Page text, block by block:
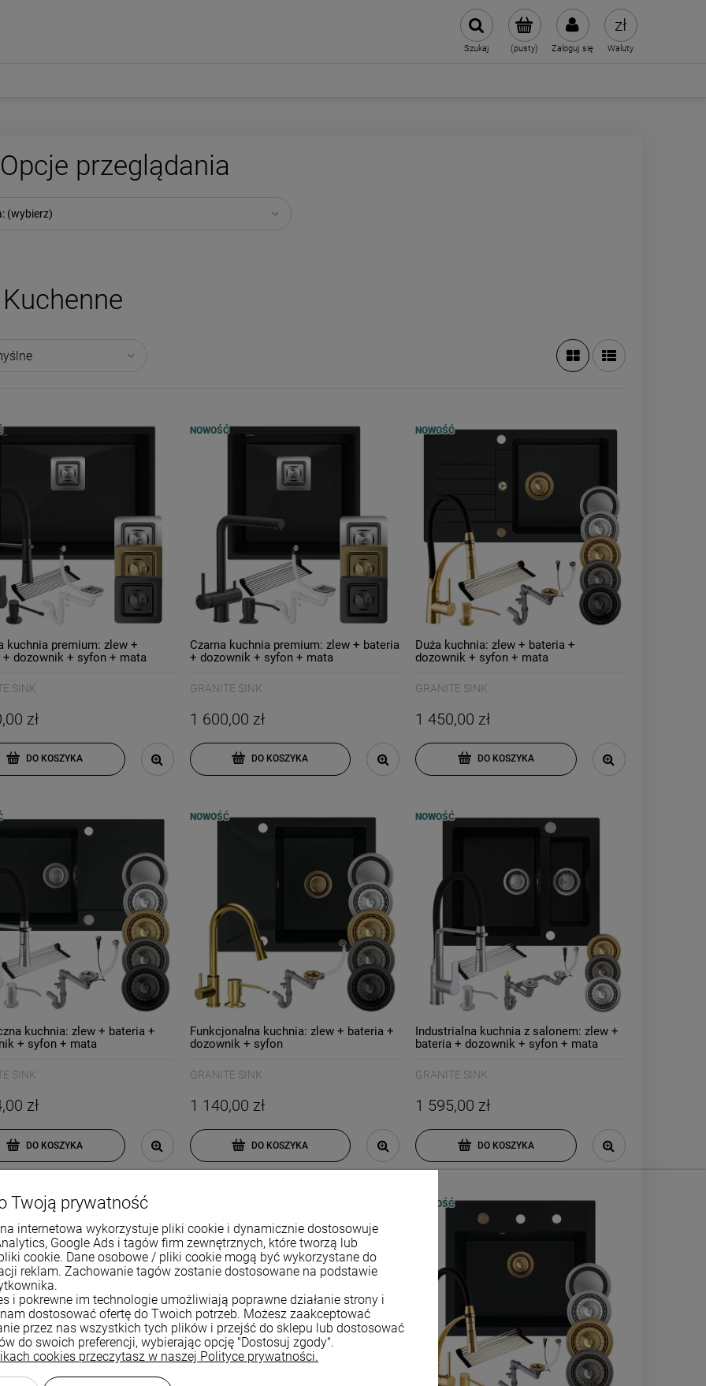
(pusty) Zaloguj się
Szukaj Waluty
Opcje przeglądania
(wybierz)
Kuchenne
kuchnia premium: zlew +
+ dozownik + syfon + mata
SINK
zł
DO KOSZYKA
Czarna kuchnia premium: zlew + bateria
+ dozownik + syfon + mata
GRANITE SINK
1 600,00 zł
DO KOSZYKA
NOWOŚĆ
Duża kuchnia: zlew + bateria +
dozownik + syfon + mata
GRANITE SINK
1 450,00 zł
DO KOSZYKA
NOWOŚĆ
kuchnia: zlew + bateria +
+ syfon + mata
SINK
zł
DO KOSZYKA
Funkcjonalna kuchnia: zlew + bateria +
dozownik + syfon
GRANITE SINK
1 140,00 zł
DO KOSZYKA
NOWOŚĆ
Industrialna kuchnia z salonem: zlew +
bateria + dozownik + syfon + mata
GRANITE SINK
1 595,00 zł
DO KOSZYKA
NOWOŚĆ
NOWOŚĆ
Twoją prywatność
internetowa wykorzystuje pliki cookie i dynamicznie dostosowuje
Google Ads i tagów firm zewnętrznych, które tworzą lub
cookie. Dane osobowe / pliki cookie mogą być wykorzystane do
reklam. Zachowanie tagów zostanie dostosowane na podstawie
i pokrewne im technologie umożliwiają poprawne działanie strony i
dostosować ofertę do Twoich potrzeb. Możesz zaakceptować
przez nas wszystkich tych plików i przejść do sklepu lub dostosować
do swoich preferencji, wybierając opcję "Dostosuj zgody".
cookies przeczytasz w naszej Polityce prywatności.